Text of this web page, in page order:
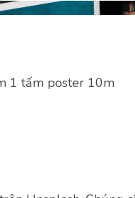
1 tấm poster 10m